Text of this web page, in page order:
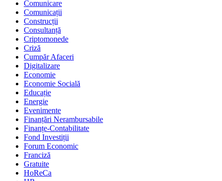
Comunicare
Comunicații
Construcții
Consultanță
Criptomonede
Criză
Cumpăr Afaceri
Digitalizare
Economie
Economie Socială
Educație
Energie
Evenimente
Finanțări Nerambursabile
Finanțe-Contabilitate
Fond Investiții
Forum Economic
Franciză
Gratuite
HoReCa